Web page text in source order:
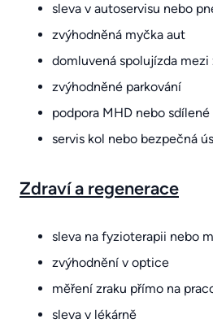
sleva v autoservisu nebo
zvýhodněná myčka aut
domluvená spolujízda mezi
zvýhodněné parkování
podpora MHD nebo sdílené
servis kol nebo bezpečná
Zdraví a regenerace
sleva na fyzioterapii nebo
zvýhodnění v optice
měření zraku přímo na
sleva v lékárně